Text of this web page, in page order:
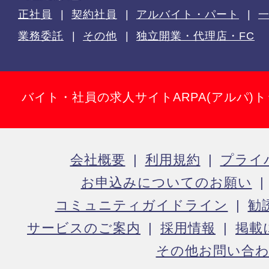
正社員 契約社員 アルバイト・パート
業務委託
その他 独立開業・代理店・FC
バイト・社員の求人サイトARPA(アルパ)
会社概要 利用規約
プライ
お申込みについてのお願い
コミュニティガイドライン
勧
サービスのご案内
採用情報
掲載
その他お問い合